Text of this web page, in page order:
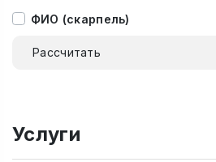
ФИО (скарпель)
Рассчитать
Услуги